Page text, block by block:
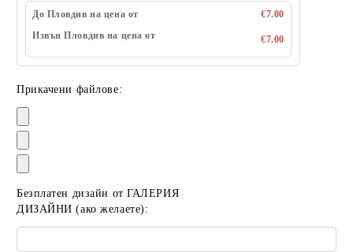
До Пловдив на цена от
€7.00
Извън Пловдив на цена от
€7.00
Прикачени файлове:
Безплатен дизайн от ГАЛЕРИЯ
ДИЗАЙНИ (ако желаете):